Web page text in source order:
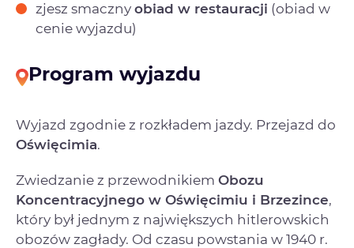
zjesz smaczny obiad w restauracji (obiad w
cenie wyjazdu)
Program wyjazdu
Wyjazd zgodnie z rozkładem jazdy. Przejazd do
Oświęcimia.
Zwiedzanie z przewodnikiem Obozu
Koncentracyjnego w Oświęcimiu i Brzezince,
który był jednym z największych hitlerowskich
obozów zagłady. Od czasu powstania w 1940 r.